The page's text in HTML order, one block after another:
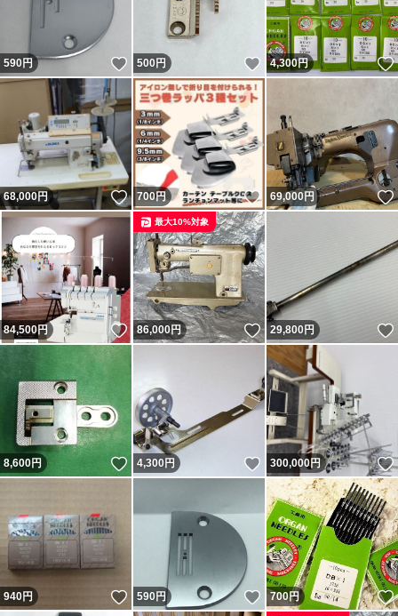
590円 いいね！
500円 いいね！
4,300円
68,000円 いいね！
700円 いいね！
69,000円
84,500円 いいね！
86,000円 いいね！
最大10%対象
29,800円
8,600円 いいね！
4,300円 いいね！
300,000円
940円 いいね！
590円 いいね！
700円